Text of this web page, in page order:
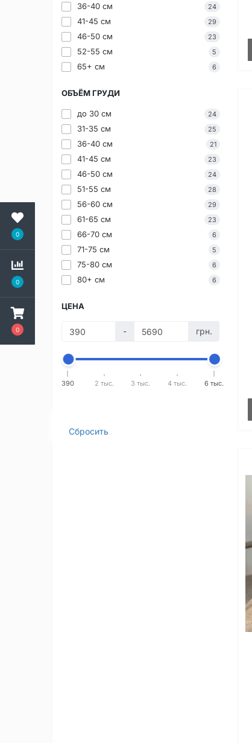
0
0
0
36-40 см 24
41-45 см 29
46-50 см 23
52-55 см 5
65+ см 6
ОБЪЁМ ГРУДИ
до 30 см 24
31-35 см 25
36-40 см 21
41-45 см 23
46-50 см 24
51-55 см 28
56-60 см 29
61-65 см 23
66-70 см 6
71-75 см 5
75-80 см 6
80+ см 6
ЦЕНА
- грн.
390 2 тыс. 3 тыс. 4 тыс. 6 тыс.
Сбросить